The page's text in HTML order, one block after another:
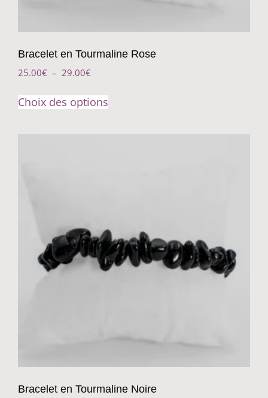
Bracelet en Tourmaline Rose
25.00€ – 29.00€
Choix des options
Bracelet en Tourmaline Noire